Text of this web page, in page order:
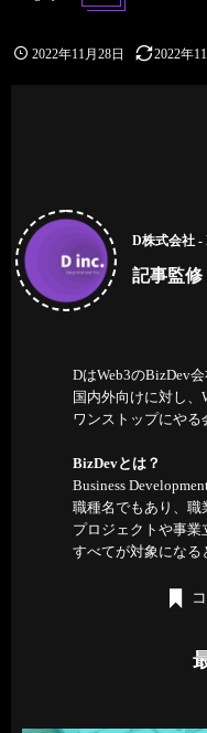
2022年11月28日 2022年
D株式会社 -
記事監修
DはWeb3のBizDev会
国内外向けに対し、
ワンストップにやる
BizDevとは？
Business
職種名でもあり、職
プロジェクトや事業
すべてが対象になる